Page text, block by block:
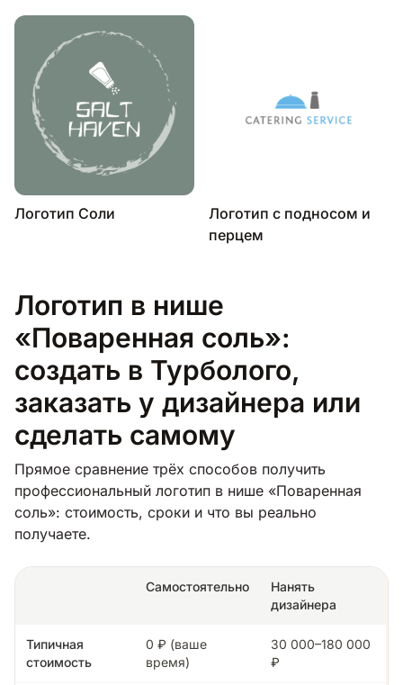
Логотип Соли
Логотип с подносом и
перцем
Логотип в нише
«Поваренная соль»:
создать в Турболого,
заказать у дизайнера или
сделать самому
Прямое сравнение трёх способов получить
профессиональный логотип в нише «Поваренная
соль»: стоимость, сроки и что вы реально
получаете.
Самостоятельно
Нанять
дизайнера
Типичная
стоимость
0 ₽ (ваше
время)
30 000–180 000
₽